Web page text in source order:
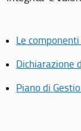
Le componenti
Dichiarazione
Piano di